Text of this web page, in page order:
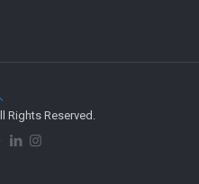
Rights Reserved.